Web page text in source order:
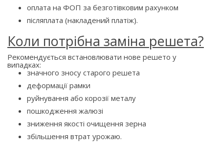
оплата на ФОП за безготівковим рахунком
післяплата (накладений платіж).
Коли потрібна заміна решета?
Рекомендується встановлювати нове решето у
випадках:
значного зносу старого решета
деформації рамки
руйнування або корозії металу
пошкодження жалюзі
зниження якості очищення зерна
збільшення втрат урожаю.